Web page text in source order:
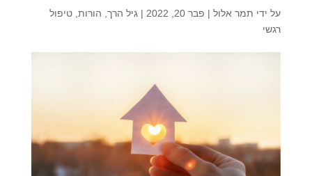
על ידי תמר אלול| פבר 20, 2022 | גיל הרך, הורות, טיפול
רגשי